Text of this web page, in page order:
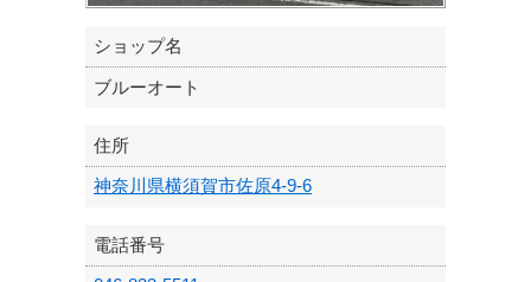
ショップ名
ブルーオート
住所
神奈川県横須賀市佐原4-9-6
電話番号